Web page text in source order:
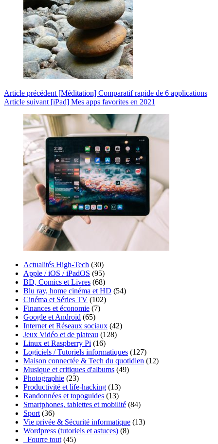
Article précédent [Méditation] Comparatif rapide de 6 applications
Article suivant [iPad] Mes apps favorites en 2021
Actualités High-Tech (30)
Apple / iOS / iPadOS (95)
BD, Comics et Livres (68)
Blu ray, home cinéma et HD (54)
Cinéma et Séries TV (102)
Finances et économie (7)
Google et Android (65)
Internet et Réseaux sociaux (42)
Jeux Vidéo et de plateau (128)
Linux et Raspberry Pi (16)
Logiciels / Tutoriels informatiques (127)
Maison connectée & Tech du quotidien (12)
Musique et critiques d'albums (49)
Photographie (23)
Productivité et life-hacking (13)
Randonnées et topoguides (13)
Smartphones, tablettes et mobilité (84)
Sport (36)
Vie privée & Sécurité informatique (13)
Wordpress (tutoriels et astuces) (8)
_Fourre tout (45)